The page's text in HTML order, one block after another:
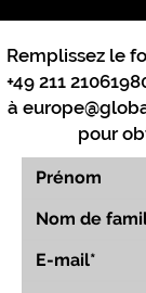
Remplissez le
+49 211
à
pour